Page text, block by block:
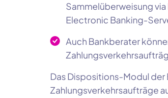
Sammelüberweisung
Electronic Banking-
Auch Bankberater
Das Dispositions-Modul
Zahlungsverkehrsaufträge